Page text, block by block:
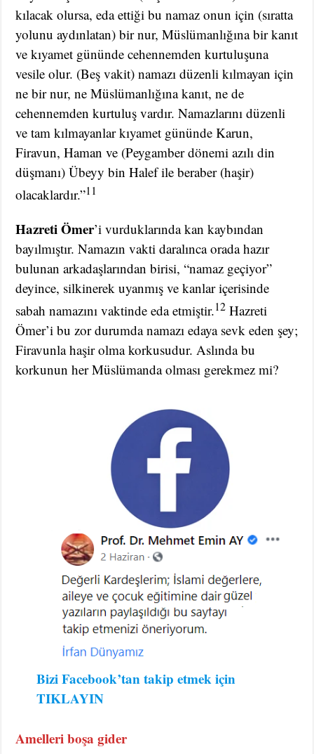
kılacak olursa, eda ettiği bu namaz onun için (sıratta
yolunu aydınlatan) bir nur, Müslümanlığına bir kanıt
ve kıyamet gününde cehennemden kurtuluşuna
vesile olur. (Beş vakit) namazı düzenli kılmayan için
ne bir nur, ne Müslümanlığına kanıt, ne de
cehennemden kurtuluş vardır. Namazlarını düzenli
ve tam kılmayanlar kıyamet gününde Karun,
Firavun, Haman ve (Peygamber dönemi azılı din
düşmanı) Übeyy bin Halef ile beraber (haşir)
olacaklardır.”11
Hazreti Ömer’i vurduklarında kan kaybından
bayılmıştır. Namazın vakti daralınca orada hazır
bulunan arkadaşlarından birisi, “namaz geçiyor”
deyince, silkinerek uyanmış ve kanlar içerisinde
sabah namazını vaktinde eda etmiştir.12 Hazreti
Ömer’i bu zor durumda namazı edaya sevk eden şey;
Firavunla haşir olma korkusudur. Aslında bu
korkunun her Müslümanda olması gerekmez mi?
Bizi Facebook’tan takip etmek için
TIKLAYIN
Amelleri boşa gider